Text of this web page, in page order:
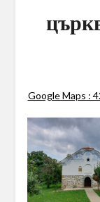
Google Maps :